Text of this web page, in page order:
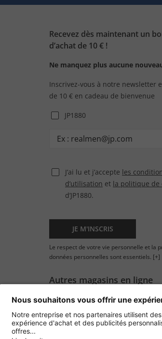
Recevez dès maintenant un
d’achat de 10 € !
Ne manquez plus aucune
Inscrivez-vous à notre newsletter
de 10 € en cadeau de bienvenue
JP1880
J’ai lu et j’accepte les
d’utilisation et la politique de
d’JP1880.
JE M'INSCRIS
Le respect de votre vie personnelle et la
données personnelles sont essentiels. [+]
Autres magasins en ligne
France